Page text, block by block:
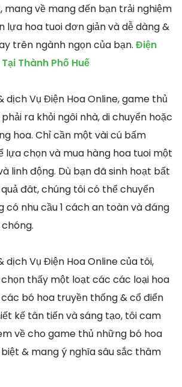
mang về mang đến bạn trải nghiệm
lựa hoa tuoi đơn giản và dễ dàng &
trên ngành ngọn của bạn. Điện
Thành Phố Huế
dịch Vụ Điện Hoa Online, game thủ
ra khỏi ngôi nhà, di chuyển hoặc
hoa. Chỉ cần một vài cú bấm
lựa chọn và mua hàng hoa tuoi một
linh động. Dù bạn đã sinh hoạt bất
đât, chúng tôi có thể chuyển
có nhu cầu 1 cách an toàn và đáng
dịch Vụ Điện Hoa Online của tôi,
thấy một loạt các các loại hoa
bó hoa truyền thống & cổ điển
kế tân tiến và sáng tạo, tôi cam
về cho game thủ những bó hoa
& mang ý nghĩa sâu sắc thâm